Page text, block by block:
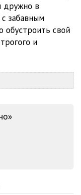
08:24
дружно в
забавным
обустроить свой
и